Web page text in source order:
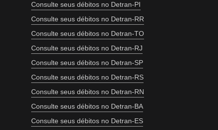
Consulte seus débitos no Detran-PI
Consulte seus débitos no Detran-RR
Consulte seus débitos no Detran-TO
Consulte seus débitos no Detran-RJ
Consulte seus débitos no Detran-SP
Consulte seus débitos no Detran-RS
Consulte seus débitos no Detran-RN
Consulte seus débitos no Detran-BA
Consulte seus débitos no Detran-ES